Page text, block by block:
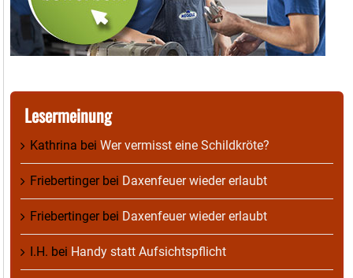
Lesermeinung
Kathrina bei Wer vermisst eine Schildkröte?
Friebertingerbei Daxenfeuer wieder erlaubt
Friebertingerbei Daxenfeuer wieder erlaubt
I.H. bei Handy statt Aufsichtspflicht